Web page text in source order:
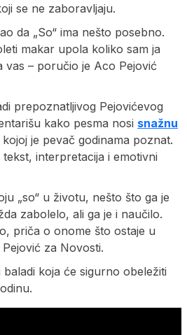
se ne zaboravljaju.
da „So“ ima nešto posebno.
makar upola koliko sam ja
vas – poručio je Aco Pejović
prepoznatljivog Pejovićevog
kako pesma nosi snažnu
je pevač godinama poznat.
interpretacija i emotivni
„so“ u životu, nešto što ga je
zabolelo, ali ga je i naučilo.
priča o onome što ostaje u
za Novosti.
koja će sigurno obeležiti